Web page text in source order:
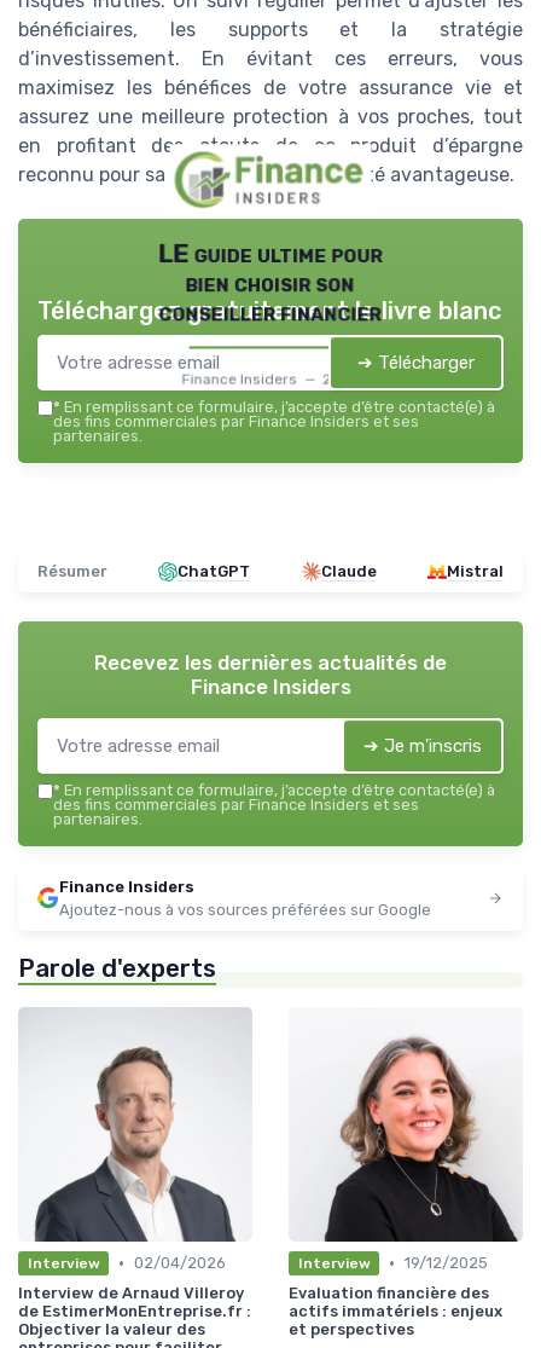
bénéficiaires, les supports et la stratégie
d’investissement. En évitant ces erreurs, vous
maximisez les bénéfices de votre assurance vie et
assurez une meilleure protection à vos proches, tout
en profitant des atouts de ce produit d’épargne
reconnu pour sa souplesse et sa fiscalité avantageuse.
LE guide ultime pour
bien choisir son
conseiller financier
Finance Insiders — 2026
Téléchargez gratuitement le livre blanc
➔ Télécharger
* En remplissant ce formulaire, j’accepte d’être contacté(e) à
des fins commerciales par Finance Insiders et ses
partenaires.
Résumer ChatGPT Claude Mistral
Recevez les dernières actualités de
Finance Insiders
➔ Je m'inscris
* En remplissant ce formulaire, j’accepte d’être contacté(e) à
des fins commerciales par Finance Insiders et ses
partenaires.
Finance Insiders
Ajoutez-nous à vos sources préférées sur Google
Parole d'experts
Interview • 02/04/2026
Interview de Arnaud Villeroy
de EstimerMonEntreprise.fr :
Objectiver la valeur des
Interview • 19/12/2025
Evaluation financière des
actifs immatériels : enjeux
et perspectives